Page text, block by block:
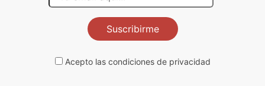
Suscribirme
Acepto las condiciones de privacidad